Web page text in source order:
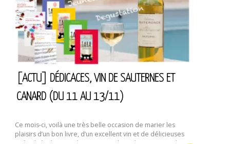
[ACTU] DÉDICACES, VIN DE SAUTERNES ET
CANARD (DU 11 AU 13/11)
Ce mois-ci, voilà une très belle occasion de marier les
plaisirs d’un bon livre, d’un excellent vin et de délicieuses